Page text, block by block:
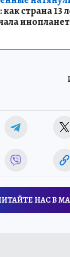
страна 13
НАС В